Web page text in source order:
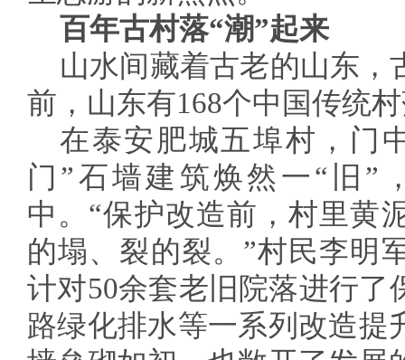
百年古村落“潮”起来
山水间藏着古老的山东，
前，山东有168个中国传统
在泰安肥城五埠村，门
门”石墙建筑焕然一“旧”
中。“保护改造前，村里黄
的塌、裂的裂。”村民李明
计对50余套老旧院落进行
路绿化排水等一系列改造提